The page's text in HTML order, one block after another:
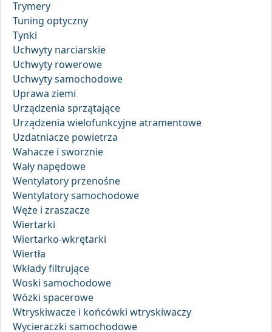
Trymery
Tuning optyczny
Tynki
Uchwyty narciarskie
Uchwyty rowerowe
Uchwyty samochodowe
Uprawa ziemi
Urządzenia sprzątające
Urządzenia wielofunkcyjne atramentowe
Uzdatniacze powietrza
Wahacze i sworznie
Wały napędowe
Wentylatory przenośne
Wentylatory samochodowe
Węże i zraszacze
Wiertarki
Wiertarko-wkrętarki
Wiertła
Wkłady filtrujące
Woski samochodowe
Wózki spacerowe
Wtryskiwacze i końcówki wtryskiwaczy
Wycieraczki samochodowe